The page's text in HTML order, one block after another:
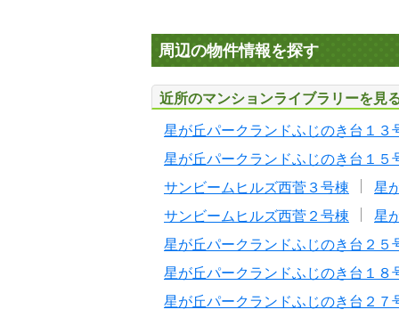
周辺の物件情報を探す
近所のマンションライブラリーを見
星が丘パークランドふじのき台１３
星が丘パークランドふじのき台１５
サンビームヒルズ西菅３号棟
星
サンビームヒルズ西菅２号棟
星
星が丘パークランドふじのき台２５
星が丘パークランドふじのき台１８
星が丘パークランドふじのき台２７